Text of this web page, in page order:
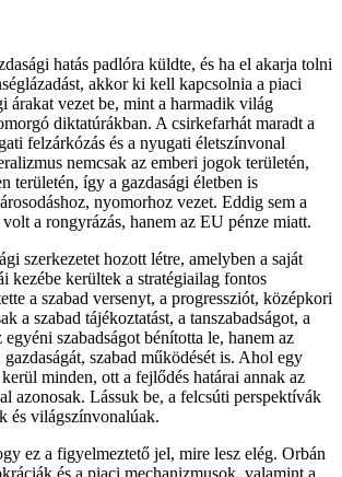
hatás padlóra küldte, és ha el akarja tolni
akkor ki kell kapcsolnia a piaci
árakat vezet be, mint a harmadik világ
diktatúrákban. A csirkefarhát maradt a
felzárkózás és a nyugati életszínvonal
nemcsak az emberi jogok területén,
területén, így a gazdasági életben is
nyomorhoz vezet. Eddig sem a
a rongyrázás, hanem az EU pénze miatt.
szerkezetet hozott létre, amelyben a saját
kezébe kerültek a stratégiailag fontos
a szabad versenyt, a progressziót, középkori
a szabad tájékoztatást, a tanszabadságot, a
egyéni szabadságot bénította le, hanem az
gazdaságát, szabad működését is. Ahol egy
minden, ott a fejlődés határai annak az
azonosak. Lássuk be, a felcsúti perspektívák
és világszínvonalúak.
ez a figyelmeztető jel, mire lesz elég. Orbán
és a piaci mechanizmusok, valamint a